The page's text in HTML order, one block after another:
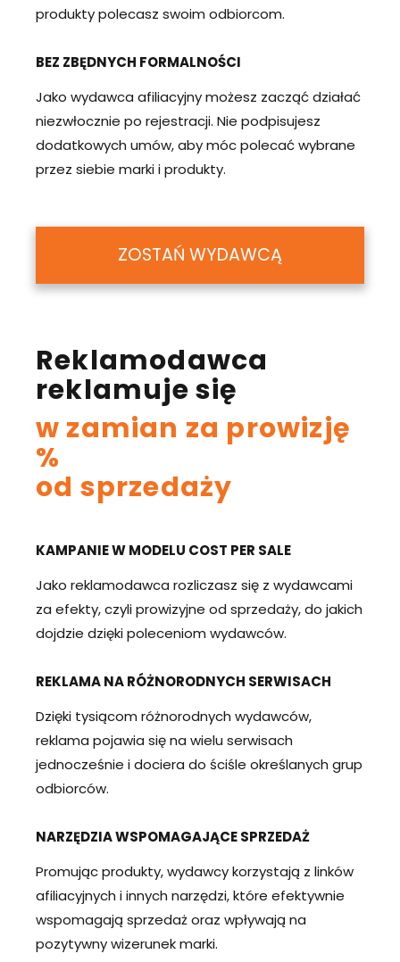
produkty polecasz swoim odbiorcom.
BEZ ZBĘDNYCH FORMALNOŚCI
Jako wydawca afiliacyjny możesz zacząć działać
niezwłocznie po rejestracji. Nie podpisujesz
dodatkowych umów, aby móc polecać wybrane
przez siebie marki i produkty.
ZOSTAŃ WYDAWCĄ
Reklamodawca
reklamuje się
w zamian za prowizję
%
od sprzedaży
KAMPANIE W MODELU COST PER SALE
Jako reklamodawca rozliczasz się z wydawcami
za efekty, czyli prowizyjne od sprzedaży, do jakich
dojdzie dzięki poleceniom wydawców.
REKLAMA NA RÓŻNORODNYCH SERWISACH
Dzięki tysiącom różnorodnych wydawców,
reklama pojawia się na wielu serwisach
jednocześnie i dociera do ściśle określanych grup
odbiorców.
NARZĘDZIA WSPOMAGAJĄCE SPRZEDAŻ
Promując produkty, wydawcy korzystają z linków
afiliacyjnych i innych narzędzi, które efektywnie
wspomagają sprzedaż oraz wpływają na
pozytywny wizerunek marki.